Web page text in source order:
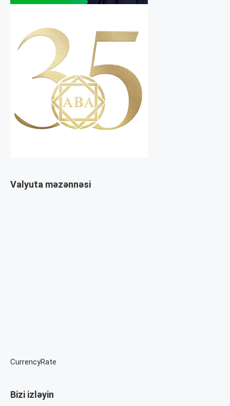
Valyuta məzənnəsi
CurrencyRate
Bizi izləyin